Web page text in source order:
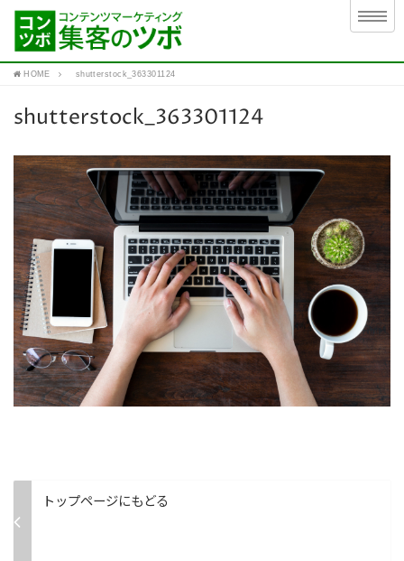
HOME shutterstock_363301124
shutterstock_363301124
トップページにもどる